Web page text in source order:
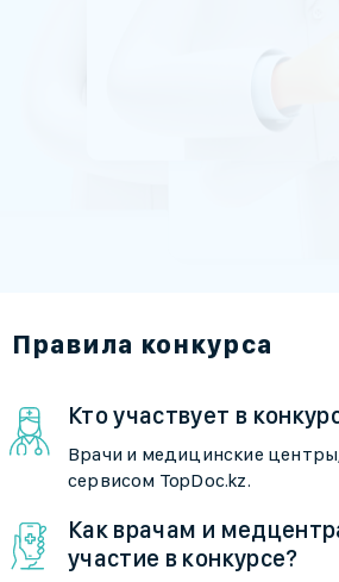
Правила конкурса
Кто участвует в
Врачи и медицинские
сервисом TopDoc.kz.
Как врачам и
участие в конкурсе?